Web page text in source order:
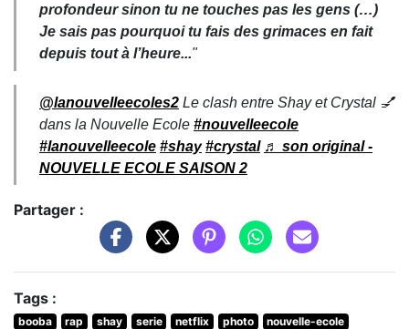
profondeur sinon tu ne touches pas les gens (…)
Je sais pas pourquoi tu fais des grimaces en fait
depuis tout à l’heure..."
@lanouvelleecoles2 Le clash entre Shay et Crystal 💅
dans la Nouvelle Ecole #nouvelleecole
#lanouvelleecole #shay #crystal ♬ son original -
NOUVELLE ECOLE SAISON 2
Partager :
Tags :
booba rap shay serie netflix photo
nouvelle-ecole